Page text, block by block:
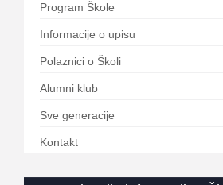
Program Škole
Informacije o upisu
Polaznici o Školi
Alumni klub
Sve generacije
Kontakt